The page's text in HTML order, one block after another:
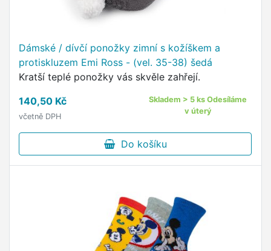
Dámské / dívčí ponožky zimní s kožíškem a
protiskluzem Emi Ross - (vel. 35-38) šedá
Kratší teplé ponožky vás skvěle zahřejí.
140,50 Kč
včetně DPH
Skladem > 5 ks Odesíláme
v úterý
Do košíku